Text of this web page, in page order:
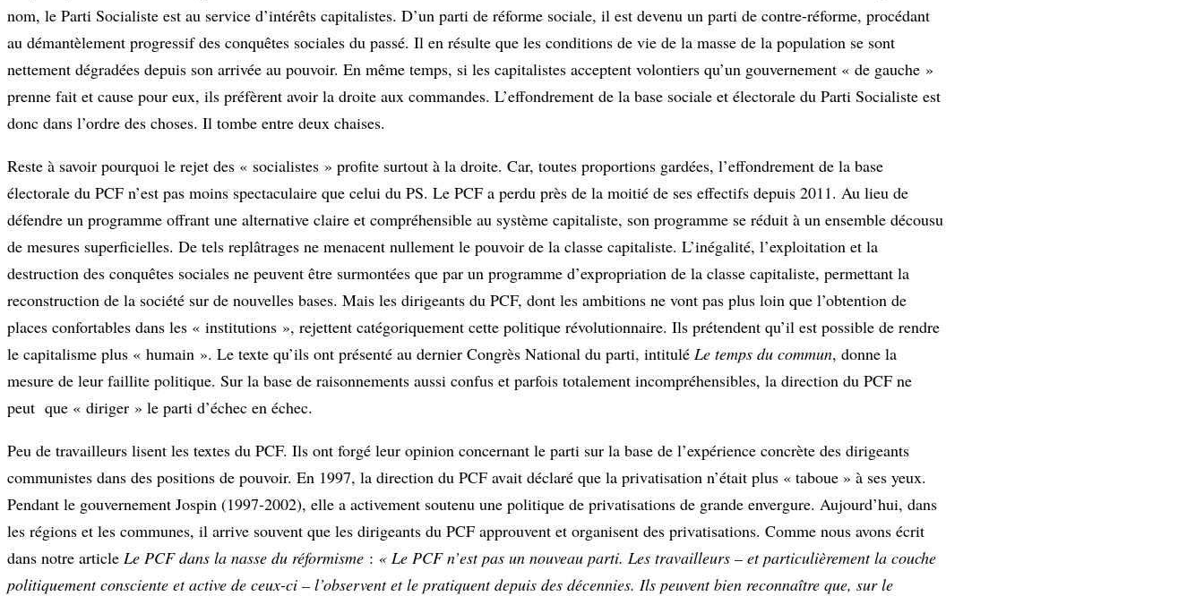
nom, le Parti Socialiste est au service d’intérêts capitalistes. D’un parti de réforme sociale, il est devenu un parti de contre-réforme, procédant
au démantèlement progressif des conquêtes sociales du passé. Il en résulte que les conditions de vie de la masse de la population se sont
nettement dégradées depuis son arrivée au pouvoir. En même temps, si les capitalistes acceptent volontiers qu’un gouvernement « de gauche »
prenne fait et cause pour eux, ils préfèrent avoir la droite aux commandes. L’effondrement de la base sociale et électorale du Parti Socialiste est
donc dans l’ordre des choses. Il tombe entre deux chaises.
Reste à savoir pourquoi le rejet des « socialistes » profite surtout à la droite. Car, toutes proportions gardées, l’effondrement de la base
électorale du PCF n’est pas moins spectaculaire que celui du PS. Le PCF a perdu près de la moitié de ses effectifs depuis 2011. Au lieu de
défendre un programme offrant une alternative claire et compréhensible au système capitaliste, son programme se réduit à un ensemble décousu
de mesures superficielles. De tels replâtrages ne menacent nullement le pouvoir de la classe capitaliste. L’inégalité, l’exploitation et la
destruction des conquêtes sociales ne peuvent être surmontées que par un programme d’expropriation de la classe capitaliste, permettant la
reconstruction de la société sur de nouvelles bases. Mais les dirigeants du PCF, dont les ambitions ne vont pas plus loin que l’obtention de
places confortables dans les « institutions », rejettent catégoriquement cette politique révolutionnaire. Ils prétendent qu’il est possible de rendre
le capitalisme plus « humain ». Le texte qu’ils ont présenté au dernier Congrès National du parti, intitulé Le temps du commun, donne la
mesure de leur faillite politique. Sur la base de raisonnements aussi confus et parfois totalement incompréhensibles, la direction du PCF ne
peut que « diriger » le parti d’échec en échec.
Peu de travailleurs lisent les textes du PCF. Ils ont forgé leur opinion concernant le parti sur la base de l’expérience concrète des dirigeants
communistes dans des positions de pouvoir. En 1997, la direction du PCF avait déclaré que la privatisation n’était plus « taboue » à ses yeux.
Pendant le gouvernement Jospin (1997-2002), elle a activement soutenu une politique de privatisations de grande envergure. Aujourd’hui, dans
les régions et les communes, il arrive souvent que les dirigeants du PCF approuvent et organisent des privatisations. Comme nous avons écrit
dans notre article Le PCF dans la nasse du réformisme : « Le PCF n’est pas un nouveau parti. Les travailleurs – et particulièrement la couche
politiquement consciente et active de ceux-ci – l’observent et le pratiquent depuis des décennies. Ils peuvent bien reconnaître que, sur le